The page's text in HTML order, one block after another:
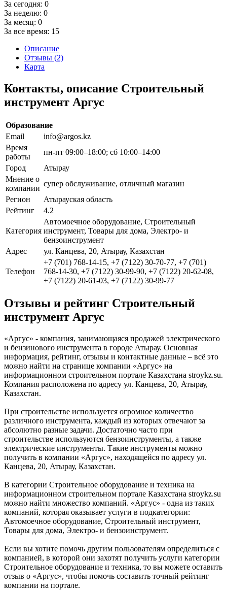
За сегодня: 0
За неделю: 0
За месяц: 0
За все время: 15
Описание
Отзывы (2)
Карта
Контакты, описание Строительный
инструмент Аргус
Образование
Email
info@argos.kz
Время
работы
пн-пт 09:00–18:00; сб 10:00–14:00
Город
Атырау
Мнение о
компании
супер обслуживание, отличный магазин
Регион
Атырауская область
Рейтинг
4.2
Категория
Автомоечное оборудование, Строительный
инструмент, Товары для дома, Электро- и
бензоинструмент
Адрес
ул. Канцева, 20, Атырау, Казахстан
Телефон
+7 (701) 768-14-15, +7 (7122) 30-70-77, +7 (701)
768-14-30, +7 (7122) 30-99-90, +7 (7122) 20-62-08,
+7 (7122) 20-61-03, +7 (7122) 30-99-77
Отзывы и рейтинг Строительный
инструмент Аргус
«Аргус» - компания, занимающаяся продажей электрического
и бензинового инструмента в городе Атырау. Основная
информация, рейтинг, отзывы и контактные данные – всё это
можно найти на странице компании «Аргус» на
информационном строительном портале Казахстана stroykz.su.
Компания расположена по адресу ул. Канцева, 20, Атырау,
Казахстан.
При строительстве используется огромное количество
различного инструмента, каждый из которых отвечают за
абсолютно разные задачи. Достаточно часто при
строительстве используются бензоинструменты, а также
электрические инструменты. Такие инструменты можно
получить в компании «Аргус», находящейся по адресу ул.
Канцева, 20, Атырау, Казахстан.
В категории Строительное оборудование и техника на
информационном строительном портале Казахстана stroykz.su
можно найти множество компаний. «Аргус» - одна из таких
компаний, которая оказывает услуги в подкатегории:
Автомоечное оборудование, Строительный инструмент,
Товары для дома, Электро- и бензоинструмент.
Если вы хотите помочь другим пользователям определиться с
компанией, в которой они захотят получить услуги категории
Строительное оборудование и техника, то вы можете оставить
отзыв о «Аргус», чтобы помочь составить точный рейтинг
компании на портале.